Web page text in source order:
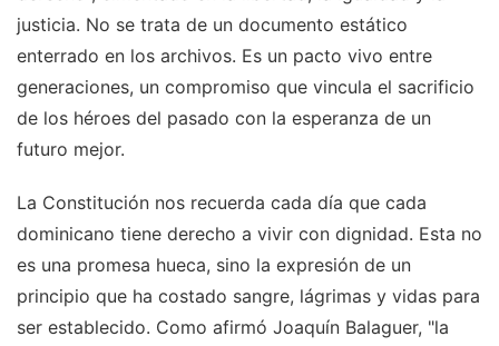
justicia. No se trata de un documento estático
enterrado en los archivos. Es un pacto vivo entre
generaciones, un compromiso que vincula el sacrificio
de los héroes del pasado con la esperanza de un
futuro mejor.
La Constitución nos recuerda cada día que cada
dominicano tiene derecho a vivir con dignidad. Esta no
es una promesa hueca, sino la expresión de un
principio que ha costado sangre, lágrimas y vidas para
ser establecido. Como afirmó Joaquín Balaguer, "la